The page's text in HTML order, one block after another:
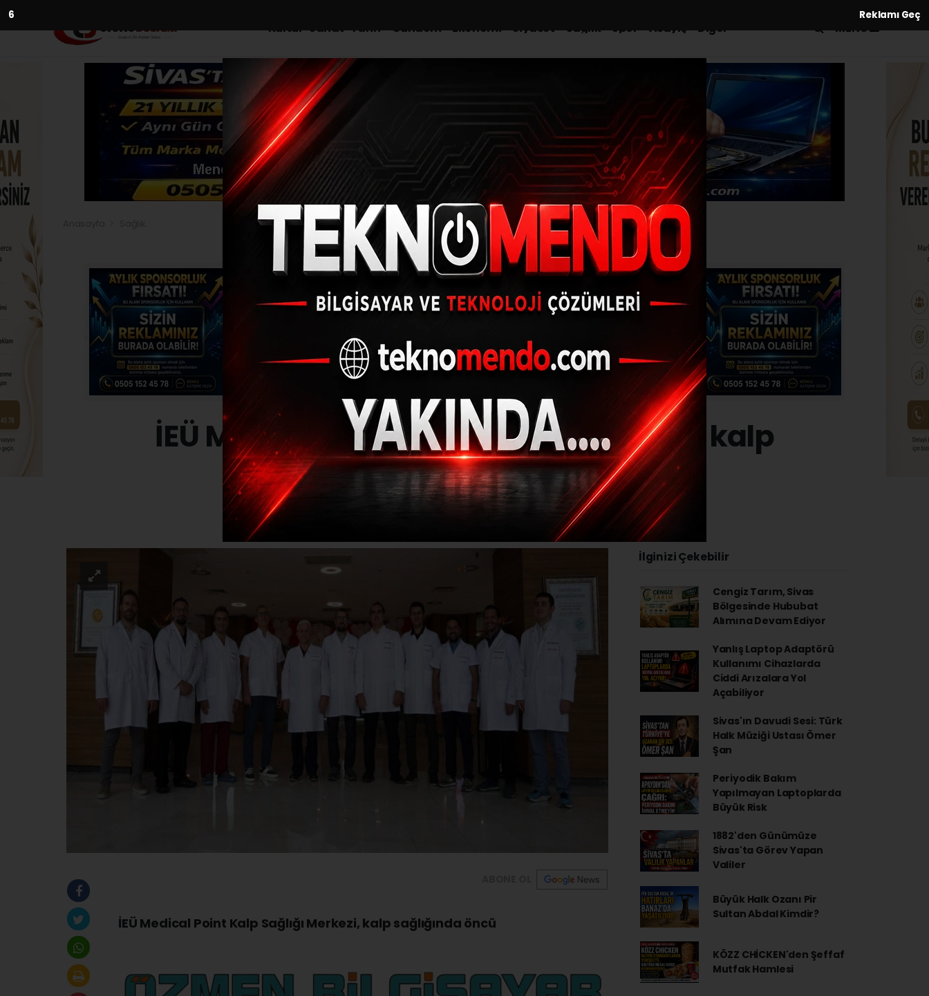
4 Reklamı Geç
Kültür-Sanat-Tarih Gündem Ekonomi Siyaset Sağlık Spor Asayiş Diğer MENÜ
İEÜ Medical Point Kalp Sağlığı Merkezi, kalp
sağlığında öncü
(İHA) - İhlas Haber Ajansı | 29.09.2024 - 11:33, Güncelleme: 29.09.2024 - 11:02
İEÜ Medical Point Kalp Sağlığı Merkezi, kalp sağlığında öncü
İlginizi Çekebilir
Cengiz Tarım, Sivas
Bölgesinde Hububat
Alımına Devam Ediyor
Yanlış Laptop Adaptörü
Kullanımı Cihazlarda
Ciddi Arızalara Yol
Açabiliyor
Sivas'ın Davudi Sesi: Türk
Halk Müziği Ustası Ömer
Şan
Periyodik Bakım
Yapılmayan Laptoplarda
Büyük Risk
1882'den Günümüze
Sivas'ta Görev Yapan
Valiler
Büyük Halk Ozanı Pir
Sultan Abdal Kimdir?
KÖZZ CHİCKEN'den Şeffaf
Mutfak Hamlesi